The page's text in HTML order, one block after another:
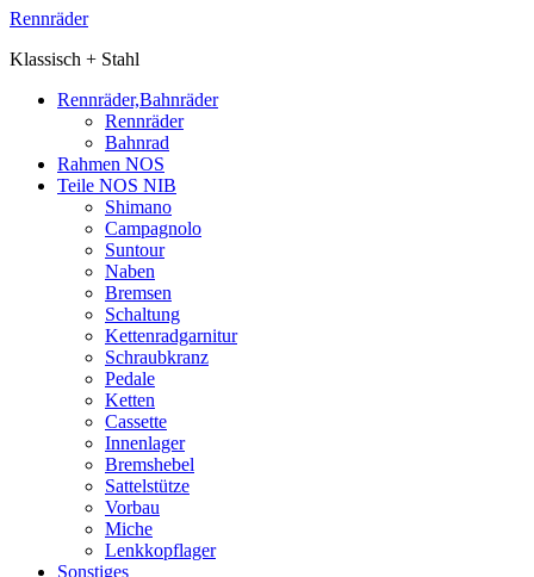
Rennräder
Klassisch + Stahl
Rennräder,Bahnräder
Rennräder
Bahnrad
Rahmen NOS
Teile NOS NIB
Shimano
Campagnolo
Suntour
Naben
Bremsen
Schaltung
Kettenradgarnitur
Schraubkranz
Pedale
Ketten
Cassette
Innenlager
Bremshebel
Sattelstütze
Vorbau
Miche
Lenkkopflager
Sonstiges